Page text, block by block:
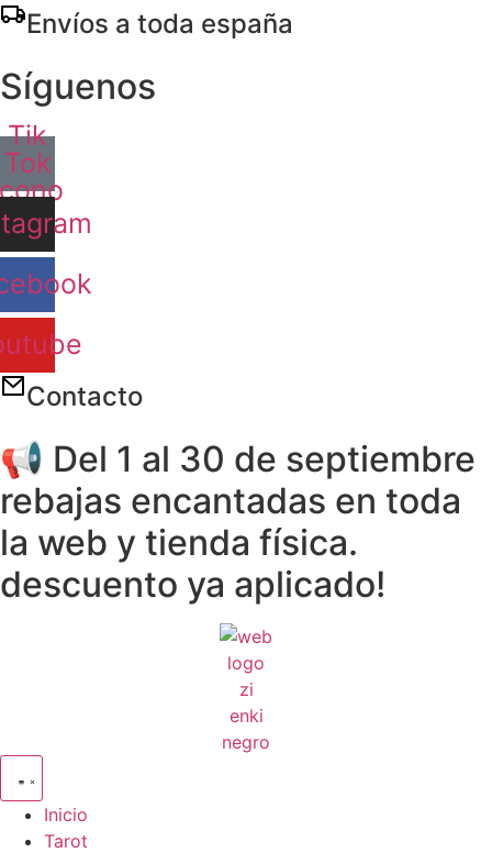
Ir
Envíos a toda españa
Síguenos
Tik
Tok
Contacto
📢 Del 1 al 30 de septiembre
rebajas encantadas en toda
la web y tienda física.
descuento ya aplicado!
Inicio
Tarot